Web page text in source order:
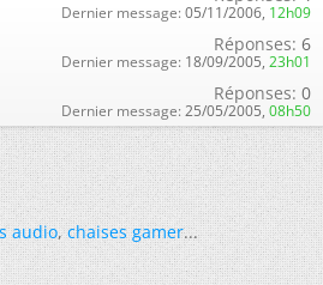
Dernier message: 05/11/2006, 12h09
Réponses: 6
Dernier message: 18/09/2005, 23h01
Réponses: 0
Dernier message: 25/05/2005, 08h50
audio,chaises gamer...